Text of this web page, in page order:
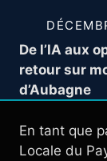
De l’IA aux
retour sur
d’Aubagne
En tant que
Locale du